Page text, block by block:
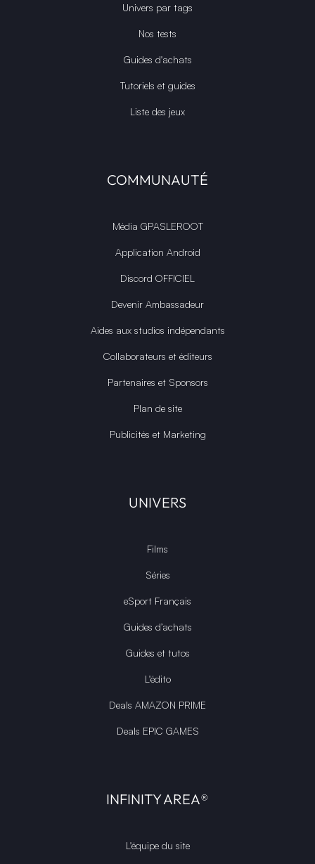
Univers par tags
Nos tests
Guides d'achats
Tutoriels et guides
Liste des jeux
COMMUNAUTÉ
Média GPASLEROOT
Application Android
Discord OFFICIEL
Devenir Ambassadeur
Aides aux studios indépendants
Collaborateurs et éditeurs
Partenaires et Sponsors
Plan de site
Publicités et Marketing
UNIVERS
Films
Séries
eSport Français
Guides d’achats
Guides et tutos
L'édito
Deals AMAZON PRIME
Deals EPIC GAMES
INFINITY AREA®
L'équipe du site